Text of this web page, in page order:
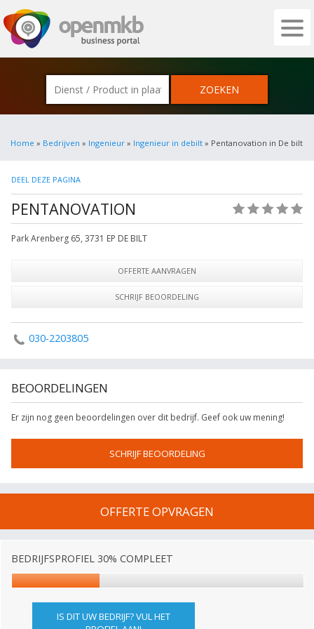
OPENMKB - DE ZAKELIJKE PORTAL
Home » Bedrijven » Ingenieur » Ingenieur in debilt » Pentanovation in De bilt
DEEL DEZE PAGINA
PENTANOVATION
Park Arenberg 65, 3731 EP DE BILT
OFFERTE AANVRAGEN
SCHRIJF BEOORDELING
030-2203805
BEOORDELINGEN
Er zijn nog geen beoordelingen over dit bedrijf. Geef ook uw mening!
SCHRIJF BEOORDELING
OFFERTE OPVRAGEN
BEDRIJFSPROFIEL 30% COMPLEET
IS DIT UW BEDRIJF? VUL HET